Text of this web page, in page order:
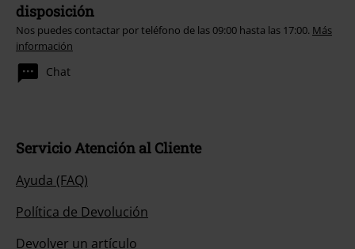
disposición
Nos puedes contactar por teléfono de las 09:00 hasta las 17:00. Más
información
Chat
Servicio Atención al Cliente
Ayuda (FAQ)
Política de Devolución
Devolver un artículo